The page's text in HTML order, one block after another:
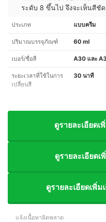
ระดับ 8 ขึ้นไป จึงจะเห็นสีชัด
ประเภท แบบครีม
ปริมาณบรรจุภัณฑ์ 60 ml
เบอร์/ชื่อสี A30 และ
ระยะเวลาที่ใช้ในการ
เปลี่ยนสี
30 นาที
ดูรายละเอียดเ
ดูรายละเอียดเ
ดูรายละเอียดเพิ่
แจ้งเนื้อหาผิดพลาด